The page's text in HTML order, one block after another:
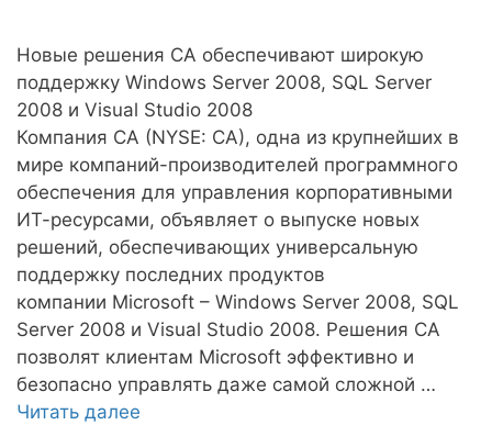
Новые решения CA обеспечивают широкую
поддержку Windows Server 2008, SQL Server
2008 и Visual Studio 2008
Компания CA (NYSE: CA), одна из крупнейших в
мире компаний-производителей программного
обеспечения для управления корпоративными
ИТ-ресурсами, объявляет о выпуске новых
решений, обеспечивающих универсальную
поддержку последних продуктов
компании Microsoft – Windows Server 2008, SQL
Server 2008 и Visual Studio 2008. Решения CA
позволят клиентам Microsoft эффективно и
безопасно управлять даже самой сложной …
Читать далее